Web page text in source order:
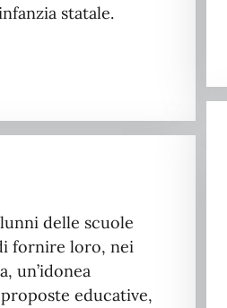
statale.
delle scuole
fornire loro, nei
un’idonea
educative,